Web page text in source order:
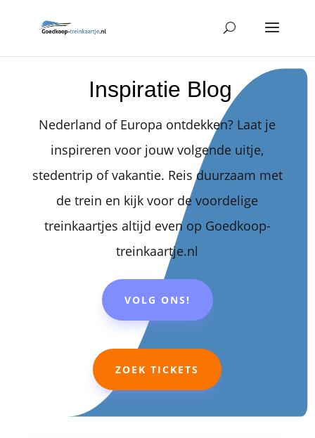
Inspiratie Blog
Nederland of Europa ontdekken? Laat je
inspireren voor jouw volgende uitje,
stedentrip of vakantie. Reis duurzaam met
de trein en kijk voor de voordelige
treinkaartjes altijd even op Goedkoop-
treinkaartje.nl
VOLG ONS!
ZOEK TICKETS